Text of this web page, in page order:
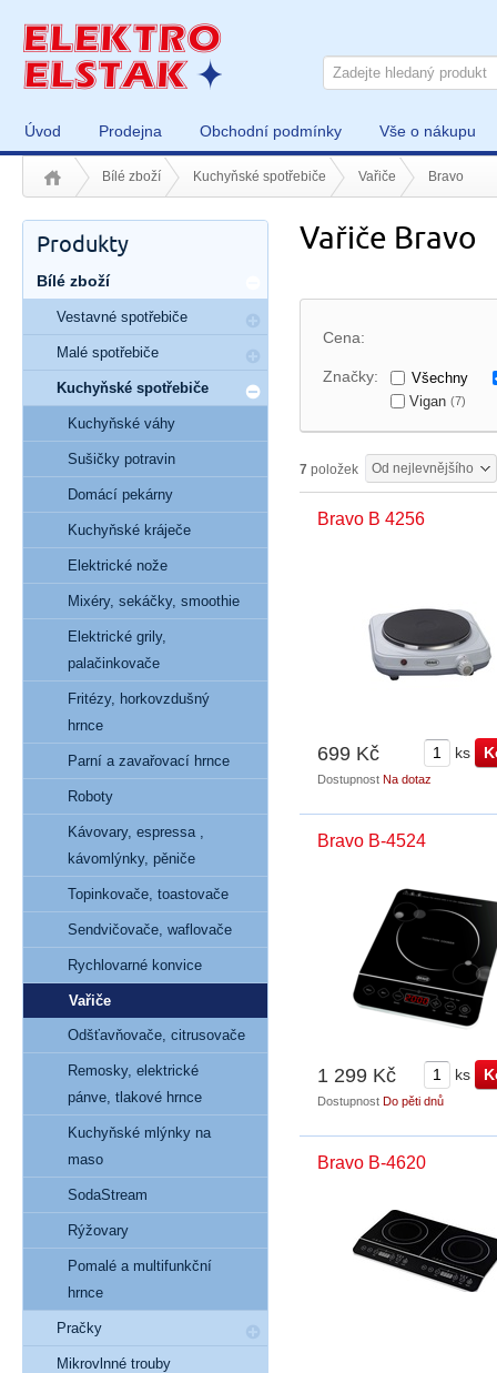
Úvod Prodejna Obchodní podmínky Vše o nákupu
Bílé zboží Kuchyňské spotřebiče Vařiče Bravo
Vařiče Bravo
Cena:
Značky:
Všechny
Vigan (7)
7 položek Od nejlevnějšího
Bravo B 4256
699 Kč ks
Dostupnost Na dotaz
Bravo B-4524
1 299 Kč ks
Dostupnost Do pěti dnů
Bravo B-4620
Produkty
Bílé zboží
Vestavné spotřebiče
Malé spotřebiče
Kuchyňské spotřebiče
Kuchyňské váhy
Sušičky potravin
Domácí pekárny
Kuchyňské kráječe
Elektrické nože
Mixéry, sekáčky, smoothie
Elektrické grily,
palačinkovače
Fritézy, horkovzdušný
hrnce
Parní a zavařovací hrnce
Roboty
Kávovary, espressa ,
kávomlýnky, pěniče
Topinkovače, toastovače
Sendvičovače, waflovače
Rychlovarné konvice
Vařiče
Odšťavňovače, citrusovače
Remosky, elektrické
pánve, tlakové hrnce
Kuchyňské mlýnky na
maso
SodaStream
Rýžovary
Pomalé a multifunkční
hrnce
Pračky
Mikrovlnné trouby